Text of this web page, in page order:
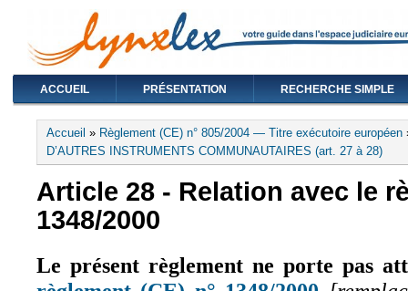
ACCUEIL PRÉSENTATION RECHERCHE SIMPLE
Vous êtes ici
Accueil » Règlement (CE) n° 805/2004 — Titre exécutoire européen
D’AUTRES INSTRUMENTS COMMUNAUTAIRES (art. 27 à 28)
Article 28 - Relation avec le
1348/2000
Le présent règlement ne porte pas
(le lien est